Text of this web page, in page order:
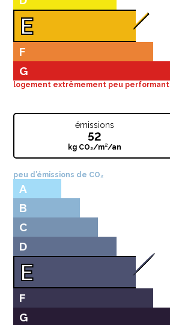
E
F
G
logement extrêmement peu performant
émissions
52
kg CO₂/m²/an
peu d’émissions de CO₂
A
B
C
D
E
F
G